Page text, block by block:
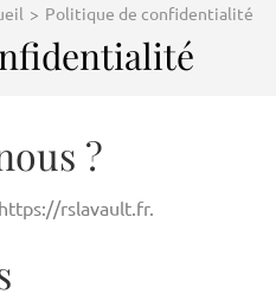
> Politique de confidentialité
?
rslavault.fr.